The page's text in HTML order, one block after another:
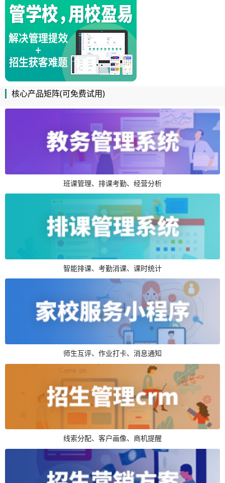
核心产品矩阵(可免费试用)
班课管理、排课考勤、经营分析
智能排课、考勤消课、课时统计
师生互评、作业打卡、消息通知
线索分配、客户画像、商机提醒